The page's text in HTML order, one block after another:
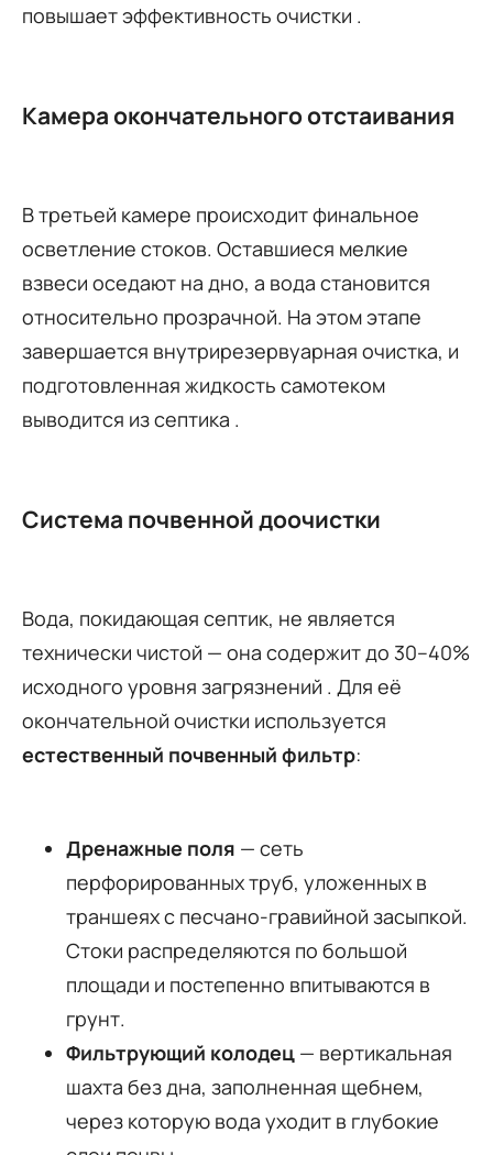
повышает эффективность очистки .
Камера окончательного отстаивания
В третьей камере происходит финальное
осветление стоков. Оставшиеся мелкие
взвеси оседают на дно, а вода становится
относительно прозрачной. На этом этапе
завершается внутрирезервуарная очистка, и
подготовленная жидкость самотеком
выводится из септика .
Система почвенной доочистки
Вода, покидающая септик, не является
технически чистой — она содержит до 30–40%
исходного уровня загрязнений . Для её
окончательной очистки используется
естественный почвенный фильтр:
Дренажные поля — сеть
перфорированных труб, уложенных в
траншеях с песчано-гравийной засыпкой.
Стоки распределяются по большой
площади и постепенно впитываются в
грунт.
Фильтрующий колодец — вертикальная
шахта без дна, заполненная щебнем,
через которую вода уходит в глубокие